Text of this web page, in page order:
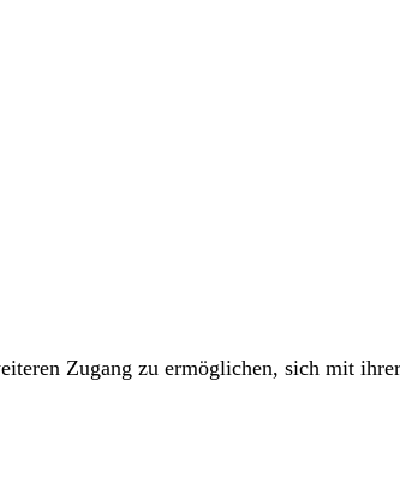
Zugang zu ermöglichen, sich mit